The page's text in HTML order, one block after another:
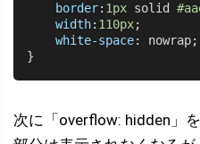
border: 1px solid
width: 110px;
white-space: nowrap;
次に「overflow: hidden」